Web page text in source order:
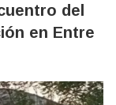
del
en Entre